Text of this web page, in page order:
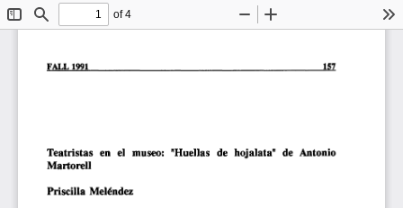
ToggleFind
of 4
Zoom
FALL 1991 157
Teatristas   en  el   museo:  "Huellas   de  hojalata"  de  Antonio
Martorell
Príscilla  Meléndez